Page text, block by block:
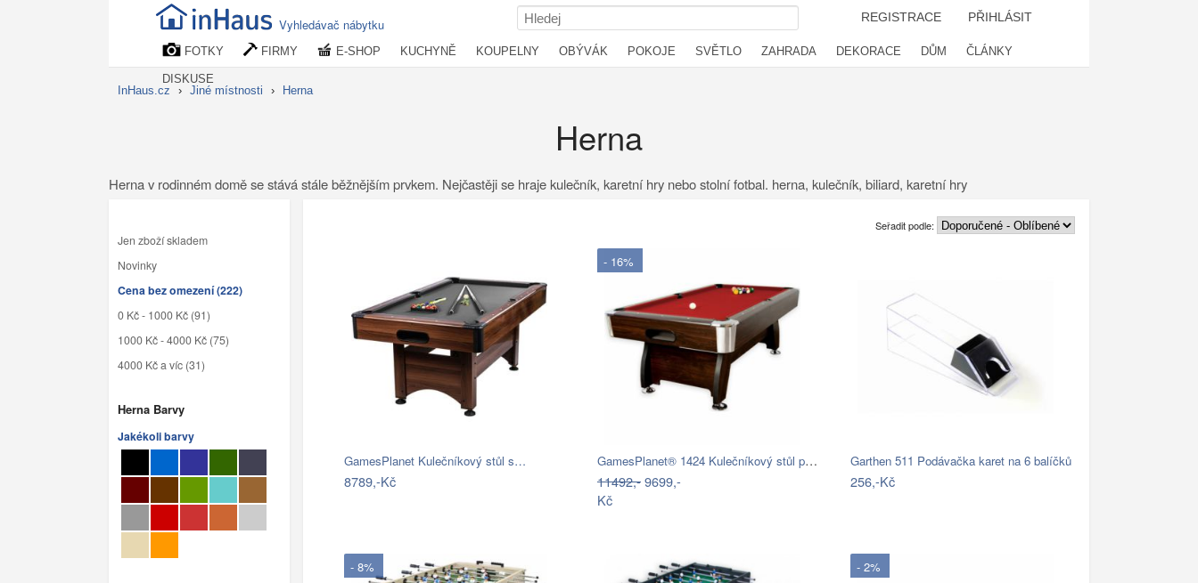
Vyhledávač nábytku REGISTRACE PŘIHLÁSIT
FOTKY FIRMY E-SHOP KUCHYNĚ KOUPELNY OBÝVÁK POKOJE SVĚTLO ZAHRADA DEKORACE DŮM ČLÁNKY
DISKUSE
InHaus.cz
› Jiné místnosti › Herna
Herna
Herna v rodinném domě se stává stále běžnějším prvkem. Nejčastěji se hraje kulečník, karetní hry nebo stolní fotbal. herna, kulečník, biliard, karetní hry
Jen zboží skladem
Novinky
Cena bez omezení (222)
0 Kč - 1000 Kč (91)
1000 Kč - 4000 Kč (75)
4000 Kč a víc (31)
Herna Barvy
Jakékoli barvy
Seřadit podle:
GamesPlanet Kulečníkový stůl s…
8789,-Kč
- 16%
GamesPlanet® 1424 Kulečníkový stůl pool…
11492,-9699,-
Kč
Garthen 511 Podávačka karet na 6 balíčků
256,-Kč
- 8% - 2%